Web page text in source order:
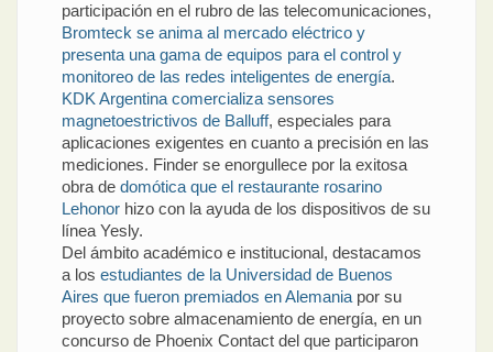
participación en el rubro de las telecomunicaciones,
Bromteck se anima al mercado eléctrico y
presenta una gama de equipos para el control y
monitoreo de las redes inteligentes de energía.
KDK Argentina comercializa sensores
magnetoestrictivos de Balluff, especiales para
aplicaciones exigentes en cuanto a precisión en las
mediciones. Finder se enorgullece por la exitosa
obra de domótica que el restaurante rosarino
Lehonor hizo con la ayuda de los dispositivos de su
línea Yesly.
Del ámbito académico e institucional, destacamos
a los estudiantes de la Universidad de Buenos
Aires que fueron premiados en Alemania por su
proyecto sobre almacenamiento de energía, en un
concurso de Phoenix Contact del que participaron